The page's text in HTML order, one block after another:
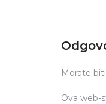
Morate biti
Ova web-